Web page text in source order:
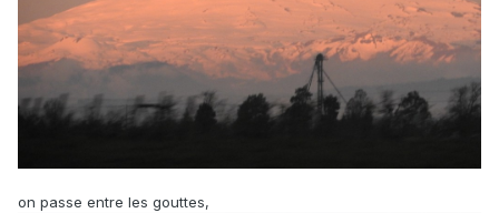
on passe entre les gouttes,